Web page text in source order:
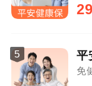
5 平
免